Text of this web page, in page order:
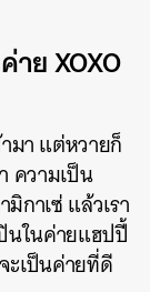
ย XOXO
มา แต่หวายก็
ความเป็น
กาเซ่ แล้วเรา
นในค่ายแฮปปี้
ะเป็นค่ายที่ดี